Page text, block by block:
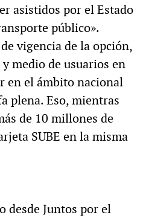
asistidos por el Estado
público».
vigencia de la opción,
medio de usuarios en
en el ámbito nacional
plena. Eso, mientras
de 10 millones de
SUBE en la misma
desde Juntos por el